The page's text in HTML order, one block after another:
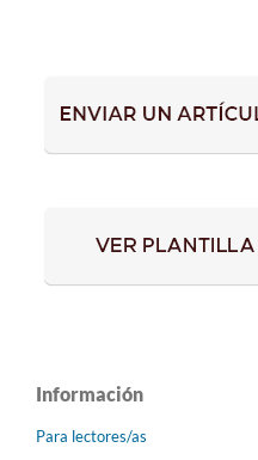
Información
Para lectores/as